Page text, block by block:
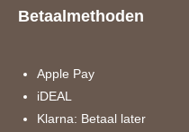
Betaalmethoden
Apple Pay
iDEAL
Klarna: Betaal later